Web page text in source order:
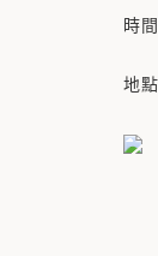
時
地